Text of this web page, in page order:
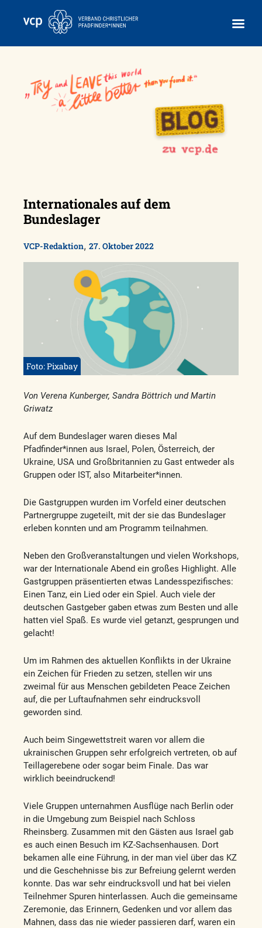
Internationales auf dem
Bundeslager
VCP-Redaktion, 27. Oktober 2022
Foto: Pixabay
Von Verena Kunberger, Sandra Böttrich und Martin
Griwatz
Auf dem Bundeslager waren dieses Mal
Pfadfinder*innen aus Israel, Polen, Österreich, der
Ukraine, USA und Großbritannien zu Gast entweder als
Gruppen oder IST, also Mitarbeiter*innen.
Die Gastgruppen wurden im Vorfeld einer deutschen
Partnergruppe zugeteilt, mit der sie das Bundeslager
erleben konnten und am Programm teilnahmen.
Neben den Großveranstaltungen und vielen Workshops,
war der Internationale Abend ein großes Highlight. Alle
Gastgruppen präsentierten etwas Landesspezifisches:
Einen Tanz, ein Lied oder ein Spiel. Auch viele der
deutschen Gastgeber gaben etwas zum Besten und alle
hatten viel Spaß. Es wurde viel getanzt, gesprungen und
gelacht!
Um im Rahmen des aktuellen Konflikts in der Ukraine
ein Zeichen für Frieden zu setzen, stellen wir uns
zweimal für aus Menschen gebildeten Peace Zeichen
auf, die per Luftaufnahmen sehr eindrucksvoll
geworden sind.
Auch beim Singewettstreit waren vor allem die
ukrainischen Gruppen sehr erfolgreich vertreten, ob auf
Teillagerebene oder sogar beim Finale. Das war
wirklich beeindruckend!
Viele Gruppen unternahmen Ausflüge nach Berlin oder
in die Umgebung zum Beispiel nach Schloss
Rheinsberg. Zusammen mit den Gästen aus Israel gab
es auch einen Besuch im KZ-Sachsenhausen. Dort
bekamen alle eine Führung, in der man viel über das KZ
und die Geschehnisse bis zur Befreiung gelernt werden
konnte. Das war sehr eindrucksvoll und hat bei vielen
Teilnehmer Spuren hinterlassen. Auch die gemeinsame
Zeremonie, das Erinnern, Gedenken und vor allem das
Mahnen, dass das nie wieder passieren darf, waren ein